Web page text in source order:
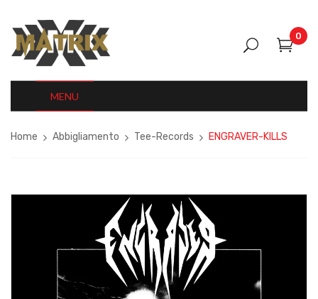
0
MENU
Home Abbigliamento Tee-Records ENGRAVER-KILLS